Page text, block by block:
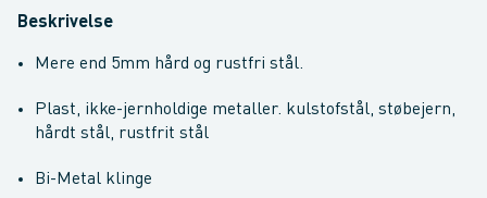
Beskrivelse
Mere end 5mm hård og rustfri stål.
Plast, ikke-jernholdige metaller. kulstofstål, støbejern,
hårdt stål, rustfrit stål
Bi-Metal klinge